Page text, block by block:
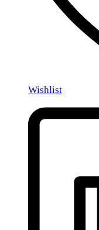
Wishlist